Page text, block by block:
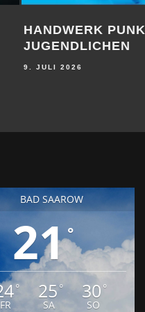
DB
BAD SAAROW
21°
°
FR
25°
SA
30 °
SO